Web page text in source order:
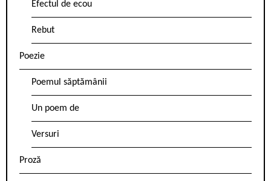
Efectul de ecou
Rebut
Poezie
Poemul săptămânii
Un poem de
Versuri
Proză